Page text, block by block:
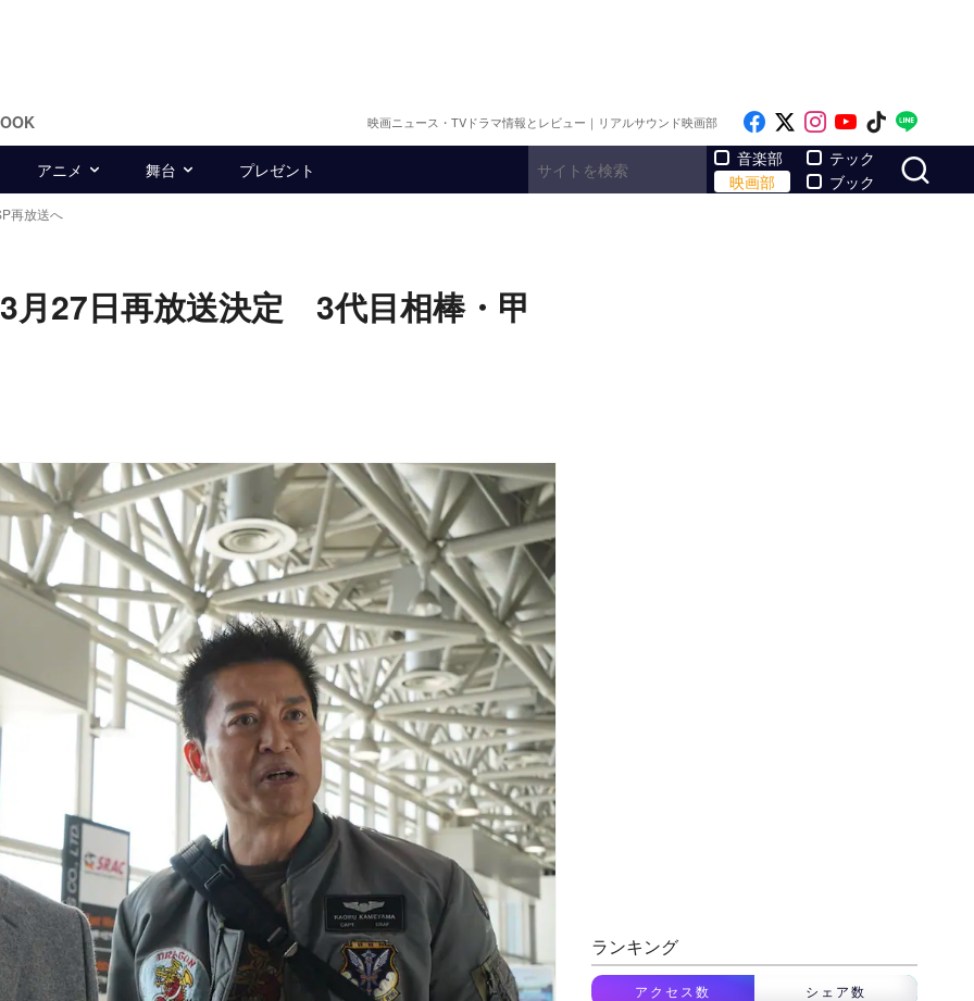
映画ニュース・TVドラマ情報とレビュー｜リアルサウンド映画部 Like on Facebook
Follow on x
Follow on
Follow on
Follow
アニメ 舞台 プレゼント
音楽部
映画部
テック
ブック
再放送へ
月27日再放送決定 3代目相棒・甲
ランキング
アクセス数 シェア数